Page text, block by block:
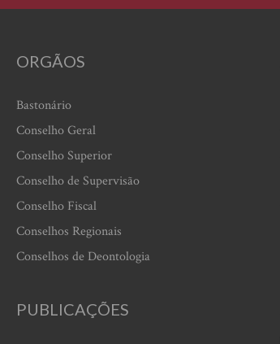
ORGÃOS
Bastonário
Conselho Geral
Conselho Superior
Conselho de Supervisão
Conselho Fiscal
Conselhos Regionais
Conselhos de Deontologia
PUBLICAÇÕES